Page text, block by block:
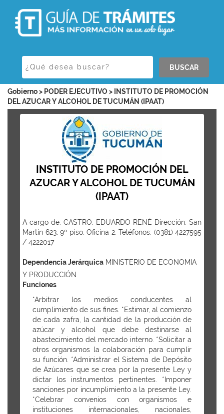
BUSCAR
Gobierno > PODER EJECUTIVO > INSTITUTO DE PROMOCIÓN
DEL AZUCAR Y ALCOHOL DE TUCUMÁN (IPAAT)
INSTITUTO DE PROMOCIÓN DEL
AZUCAR Y ALCOHOL DE TUCUMÁN
(IPAAT)
A cargo de: CASTRO, EDUARDO RENÉ Dirección: San
Martín 623, 9º piso, Oficina 2. Teléfonos: (0381) 4227595
/ 4222017
Dependencia Jerárquica MINISTERIO DE ECONOMIA
Y PRODUCCIÓN
Funciones
*Arbitrar los medios conducentes al
cumplimiento de sus fines. *Estimar, al comienzo
de cada zafra, la cantidad de la producción de
azúcar y alcohol que debe destinarse al
abastecimiento del mercado interno. *Solicitar a
otros organismos la colaboración para cumplir
su función. *Administrar el Sistema de Depósito
de Azúcares que se crea por la presente Ley y
dictar los instrumentos pertinentes. *Imponer
sanciones por incumplimiento a la presente Ley.
*Celebrar convenios con organismos e
instituciones internacionales, nacionales,